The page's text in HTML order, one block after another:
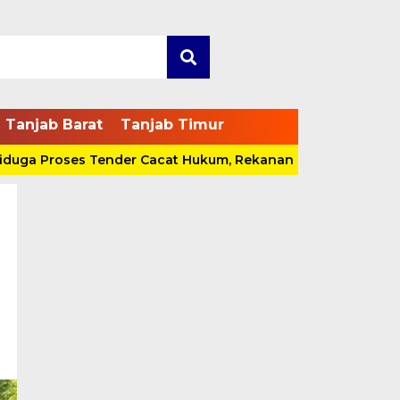
Tanjab Barat Tanjab Timur
Tender Cacat Hukum, Rekanan Bakal Pidanakan